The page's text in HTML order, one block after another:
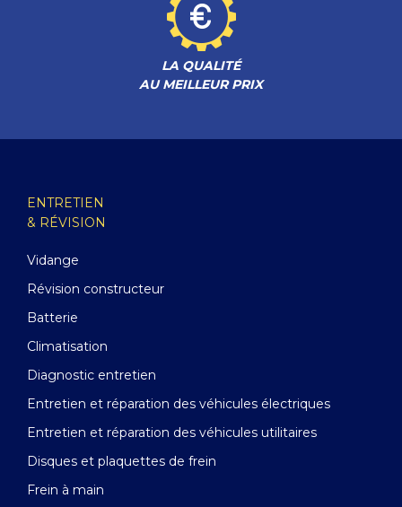
LA QUALITÉ
AU MEILLEUR PRIX
ENTRETIEN
& RÉVISION
Vidange
Révision constructeur
Batterie
Climatisation
Diagnostic entretien
Entretien et réparation des véhicules électriques
Entretien et réparation des véhicules utilitaires
Disques et plaquettes de frein
Frein à main